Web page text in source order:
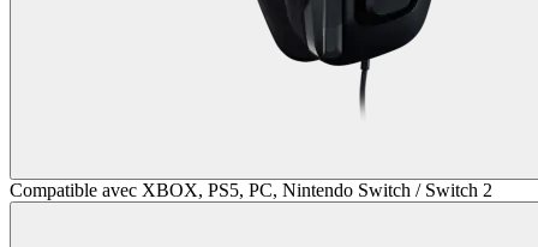
Compatible avec XBOX, PS5, PC, Nintendo Switch / Switch 2